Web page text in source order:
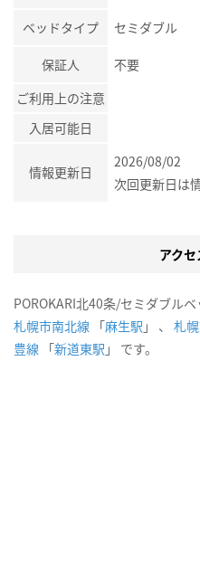
ベッドタイプ セミダブル
保証人
不要
ご利用上の注意
入居可能日
情報更新日
2026/08/02
次回更新日は
アク
POROKARI北40条/セミダブル
札幌市南北線 「麻生駅 」 、 札
豊線 「新道東駅 」 です。